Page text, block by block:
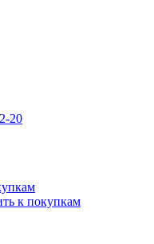
20
к покупкам